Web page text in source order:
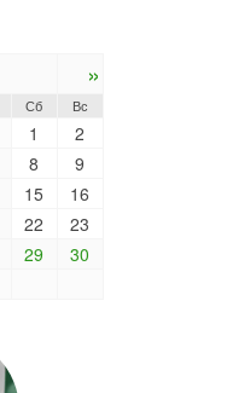
»
Сб Вс
1
2
8
9
15
16
22
23
29
30